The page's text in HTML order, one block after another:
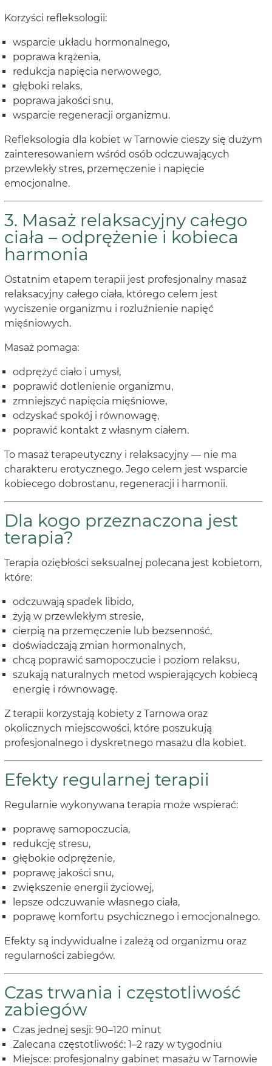
Korzyści refleksologii:
wsparcie układu hormonalnego,
poprawa krążenia,
redukcja napięcia nerwowego,
głęboki relaks,
poprawa jakości snu,
wsparcie regeneracji organizmu.
Refleksologia dla kobiet w Tarnowie cieszy się dużym
zainteresowaniem wśród osób odczuwających
przewlekły stres, przemęczenie i napięcie
emocjonalne.
3. Masaż relaksacyjny całego
ciała – odprężenie i kobieca
harmonia
Ostatnim etapem terapii jest profesjonalny masaż
relaksacyjny całego ciała, którego celem jest
wyciszenie organizmu i rozluźnienie napięć
mięśniowych.
Masaż pomaga:
odprężyć ciało i umysł,
poprawić dotlenienie organizmu,
zmniejszyć napięcia mięśniowe,
odzyskać spokój i równowagę,
poprawić kontakt z własnym ciałem.
To masaż terapeutyczny i relaksacyjny — nie ma
charakteru erotycznego. Jego celem jest wsparcie
kobiecego dobrostanu, regeneracji i harmonii.
Dla kogo przeznaczona jest
terapia?
Terapia oziębłości seksualnej polecana jest kobietom,
które:
odczuwają spadek libido,
żyją w przewlekłym stresie,
cierpią na przemęczenie lub bezsenność,
doświadczają zmian hormonalnych,
chcą poprawić samopoczucie i poziom relaksu,
szukają naturalnych metod wspierających kobiecą
energię i równowagę.
Z terapii korzystają kobiety z Tarnowa oraz
okolicznych miejscowości, które poszukują
profesjonalnego i dyskretnego masażu dla kobiet.
Efekty regularnej terapii
Regularnie wykonywana terapia może wspierać:
poprawę samopoczucia,
redukcję stresu,
głębokie odprężenie,
poprawę jakości snu,
zwiększenie energii życiowej,
lepsze odczuwanie własnego ciała,
poprawę komfortu psychicznego i emocjonalnego.
Efekty są indywidualne i zależą od organizmu oraz
regularności zabiegów.
Czas trwania i częstotliwość
zabiegów
Czas jednej sesji: 90–120 minut
Zalecana częstotliwość: 1–2 razy w tygodniu
Miejsce: profesjonalny gabinet masażu w Tarnowie